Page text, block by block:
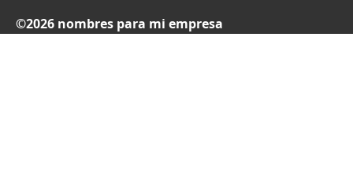
©2026 nombres para mi empresa